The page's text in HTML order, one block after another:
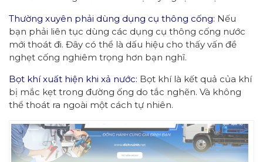
Thường xuyên phải dùng dụng cụ thông cống: Nếu
bạn phải liên tục dùng các dụng cụ thông cống nước
mới thoát đi. Đây có thể là dấu hiệu cho thấy vấn đề
nghẹt cống nghiêm trọng hơn bạn nghĩ.
Bọt khí xuất hiện khi xả nước: Bọt khí là kết quả của khí
bị mắc kẹt trong đường ống do tắc nghẽn. Và không
thể thoát ra ngoài một cách tự nhiên.